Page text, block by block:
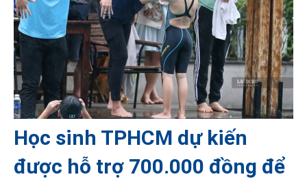
Học sinh TPHCM dự kiến
được hỗ trợ 700.000 đồng để